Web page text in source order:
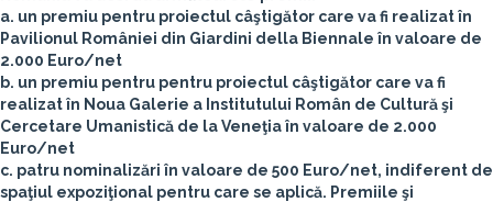
a. un premiu pentru proiectul câştigător care va fi realizat în
Pavilionul României din Giardini della Biennale în valoare de
2.000 Euro/net
b. un premiu pentru pentru proiectul câştigător care va fi
realizat în Noua Galerie a Institutului Român de Cultură şi
Cercetare Umanistică de la Veneţia în valoare de 2.000
Euro/net
c. patru nominalizări în valoare de 500 Euro/net, indiferent de
spaţiul expoziţional pentru care se aplică. Premiile şi